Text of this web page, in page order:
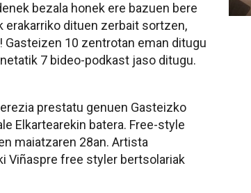
bezala honek ere bazuen bere
erakarriko dituen zerbait sortzen,
Gasteizen 10 zentrotan eman ditugu
7 bideo-podkast jaso ditugu.
prestatu genuen Gasteizko
Elkartearekin batera. Free-style
maiatzaren 28an. Artista
Viñaspre free styler bertsolariak